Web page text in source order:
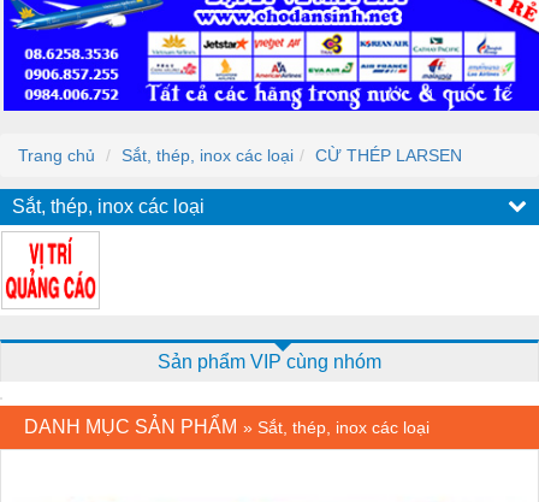
Trang chủ Sắt, thép, inox các loại CỪ THÉP LARSEN
Sắt, thép, inox các loại
Sản phẩm VIP cùng nhóm
DANH MỤC SẢN PHẨM » Sắt, thép, inox các loại